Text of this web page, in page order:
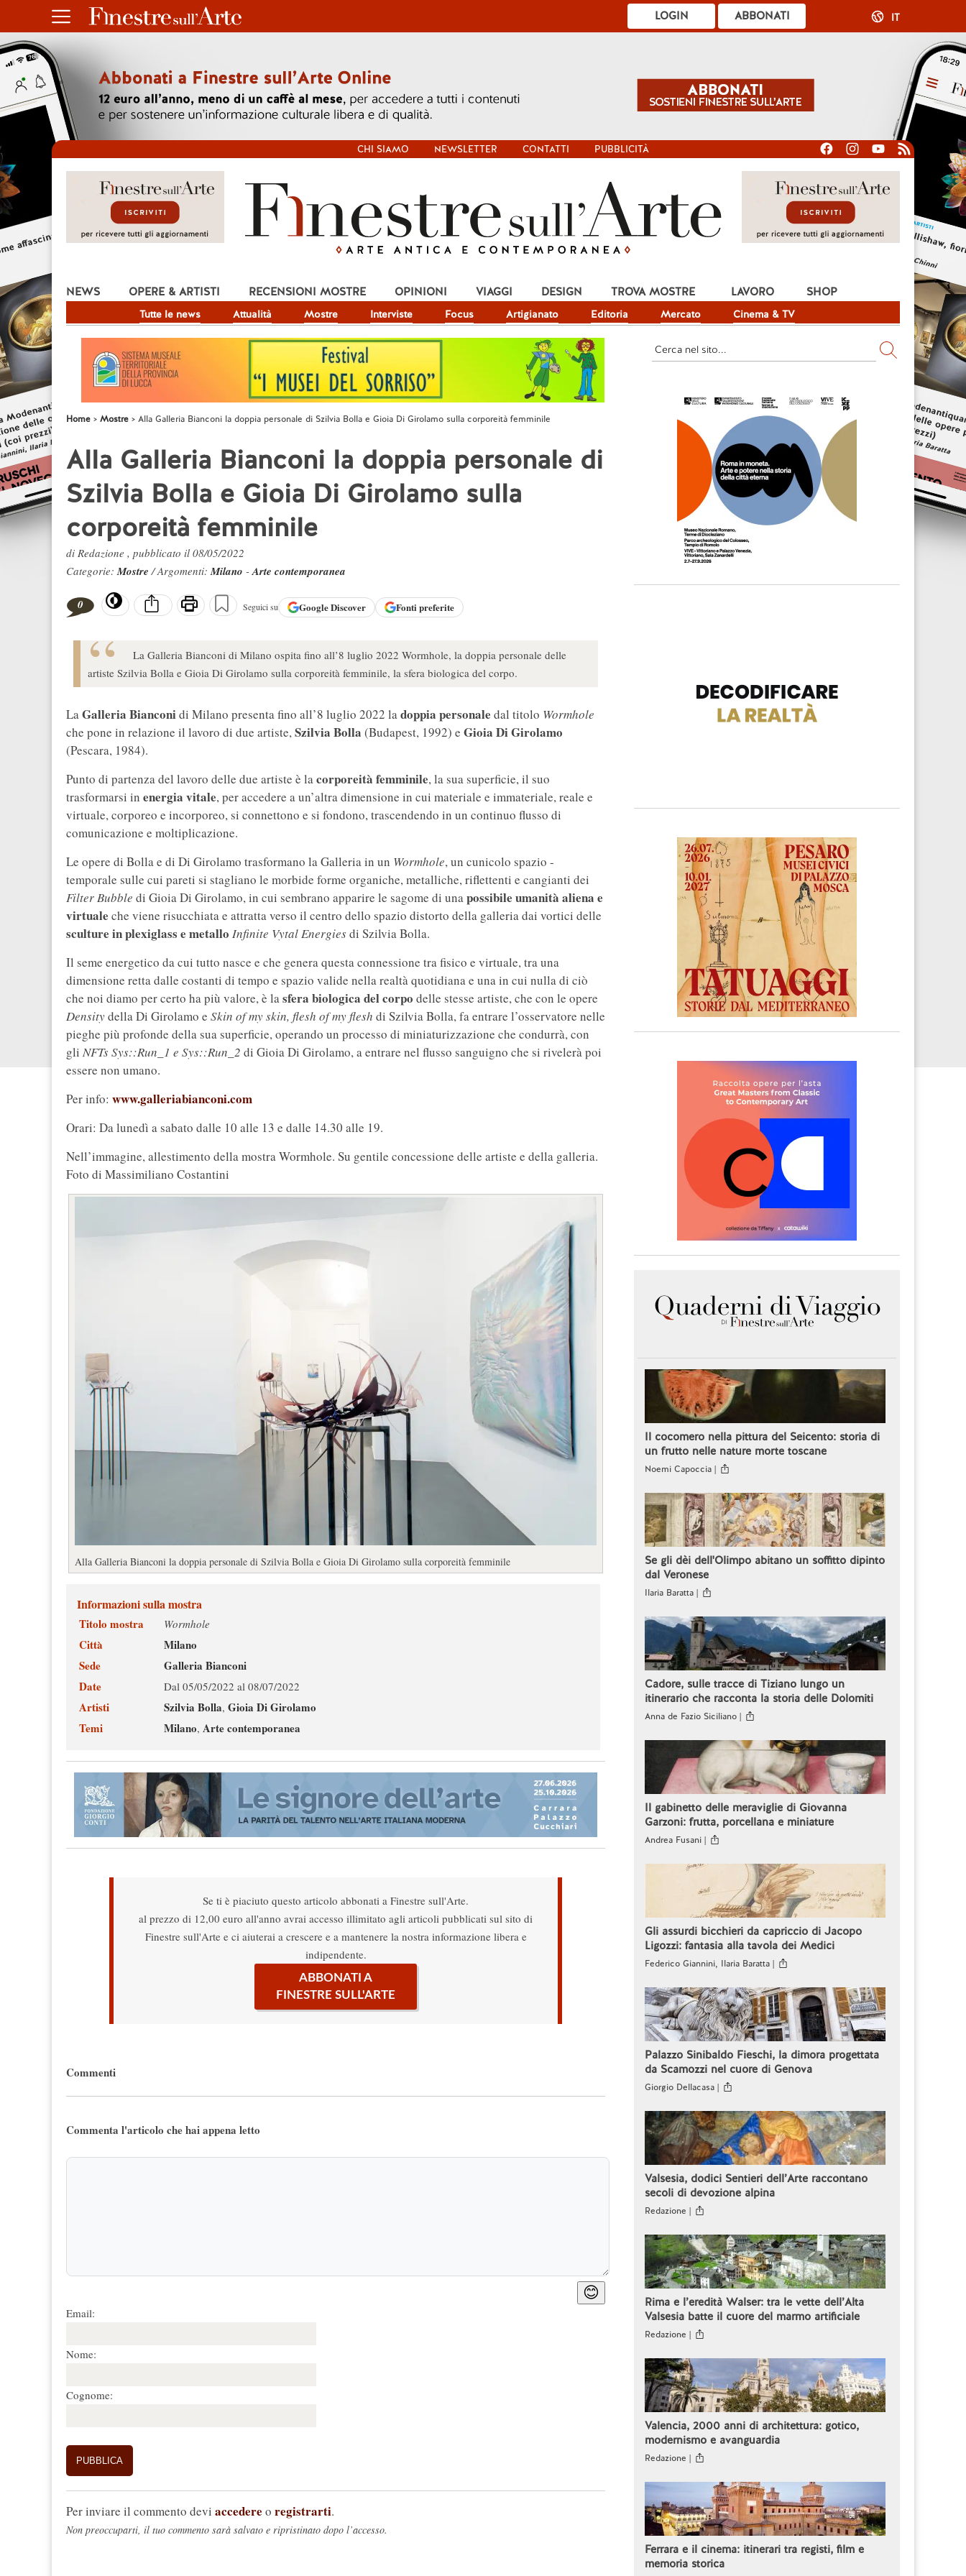
ABBONATI
LOGIN IT
CHI SIAMO NEWSLETTER CONTATTI PUBBLICITÀ
NEWS
Tutte le news Attualità Mostre Interviste Focus Artigianato Editoria Mercato Cinema & TV
OPERE & ARTISTI RECENSIONI MOSTRE OPINIONI VIAGGI DESIGN TROVA MOSTRE LAVORO SHOP
Home Mostre Alla Galleria Bianconi la doppia personale di Szilvia Bolla e Gioia Di Girolamo sulla corporeità femminile
Alla Galleria Bianconi la doppia personale di
Szilvia Bolla e Gioia Di Girolamo sulla
corporeità femminile
di Redazione , pubblicato il 08/05/2022
Categorie:Mostre/ Argomenti:Milano -Arte contemporanea
0 Seguici su GoogleDiscover Fonti preferite
La Galleria Bianconi di Milano ospita fino all’8 luglio 2022 Wormhole, la doppia personale delle
artiste Szilvia Bolla e Gioia Di Girolamo sulla corporeità femminile, la sfera biologica del corpo.
LaGalleria Bianconidi Milano presenta fino all’8 luglio 2022 ladoppia personale dal titolo Wormhole
che pone in relazione il lavoro di due artiste,Szilvia Bolla (Budapest, 1992) e Gioia Di Girolamo
(Pescara, 1984).
Punto di partenza del lavoro delle due artiste è lacorporeità femminile, la sua superficie, il suo
trasformarsi in energia vitale, per accedere a un’altra dimensione in cui materiale e immateriale, reale e
virtuale, corporeo e incorporeo, si connettono e si fondono, trascendendo in un continuo flusso di
comunicazione e moltiplicazione.
Le opere di Bolla e di Di Girolamo trasformano la Galleria in un Wormhole, un cunicolo spazio -
temporale sulle cui pareti si stagliano le morbide forme organiche, metalliche, riflettenti e cangianti dei
Filter Bubble di Gioia Di Girolamo, in cui sembrano apparire le sagome di unapossibile umanità aliena e
virtuale che viene risucchiata e attratta verso il centro dello spazio distorto della galleria dai vortici delle
sculture in plexiglass e metallo Infinite Vytal Energiesdi Szilvia Bolla.
Il seme energetico da cui tutto nasce e che genera questa connessione tra fisico e virtuale, tra una
dimensione retta dalle costanti di tempo e spazio valide nella realtà quotidiana e una in cui nulla di ciò
che noi diamo per certo ha più valore, è lasfera biologica del corpo delle stesse artiste, che con le opere
Densitydella Di Girolamo e Skin of my skin, flesh of my flesh di Szilvia Bolla, fa entrare l’osservatore nelle
pieghe più profonde della sua superficie, operando un processo di miniaturizzazione che condurrà, con
gli NFTs Sys::Run_1 e Sys::Run_2 di Gioia Di Girolamo, a entrare nel flusso sanguigno che si rivelerà poi
essere non umano.
Per info: www.galleriabianconi.com
Orari: Da lunedì a sabato dalle 10 alle 13 e dalle 14.30 alle 19.
Nell’immagine, allestimento della mostra Wormhole. Su gentile concessione delle artiste e della galleria.
Foto di Massimiliano Costantini
Alla Galleria Bianconi la doppia personale di Szilvia Bolla e Gioia Di Girolamo sulla corporeità femminile
Informazioni sulla mostra
Titolo mostra Wormhole
Città
Milano
Sede
Galleria Bianconi
Date
Dal 05/05/2022 al 08/07/2022
Artisti Szilvia Bolla, Gioia Di Girolamo
Temi
Milano, Arte contemporanea
Se ti è piaciuto questo articolo abbonati a Finestre sull'Arte.
al prezzo di 12,00 euro all'anno avrai accesso illimitato agli articoli pubblicati sul sito di
Finestre sull'Arte e ci aiuterai a crescere e a mantenere la nostra informazione libera e
indipendente.
ABBONATI A
FINESTRE SULL'ARTE
Commenti
Commenta l'articolo che hai appena letto
😊
Email:
Nome:
Cognome:
Per inviare il commento devi accedere o registrarti.
Non preoccuparti, il tuo commento sarà salvato e ripristinato dopo l’accesso.
Il cocomero nella pittura del Seicento: storia di
un frutto nelle nature morte toscane
Noemi Capoccia |
Se gli dèi dell'Olimpo abitano un soffitto dipinto
dal Veronese
Ilaria Baratta |
Cadore, sulle tracce di Tiziano lungo un
itinerario che racconta la storia delle Dolomiti
Anna de Fazio Siciliano |
Il gabinetto delle meraviglie di Giovanna
Garzoni: frutta, porcellana e miniature
Andrea Fusani |
Gli assurdi bicchieri da capriccio di Jacopo
Ligozzi: fantasia alla tavola dei Medici
Federico Giannini, Ilaria Baratta |
Palazzo Sinibaldo Fieschi, la dimora progettata
da Scamozzi nel cuore di Genova
Giorgio Dellacasa |
Valsesia, dodici Sentieri dell’Arte raccontano
secoli di devozione alpina
Redazione |
Rima e l’eredità Walser: tra le vette dell’Alta
Valsesia batte il cuore del marmo artificiale
Redazione |
Valencia, 2000 anni di architettura: gotico,
modernismo e avanguardia
Redazione |
Ferrara e il cinema: itinerari tra registi, film e
memoria storica